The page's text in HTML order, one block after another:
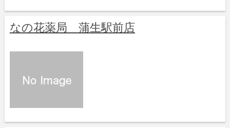
なの花薬局 蒲生駅前店